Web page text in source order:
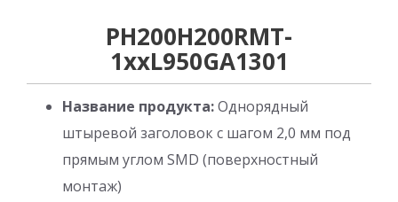
PH200H200RMT-
1xxL950GA1301
Название продукта:Однорядный
штыревой заголовок с шагом 2,0 мм под
прямым углом SMD (поверхностный
монтаж)